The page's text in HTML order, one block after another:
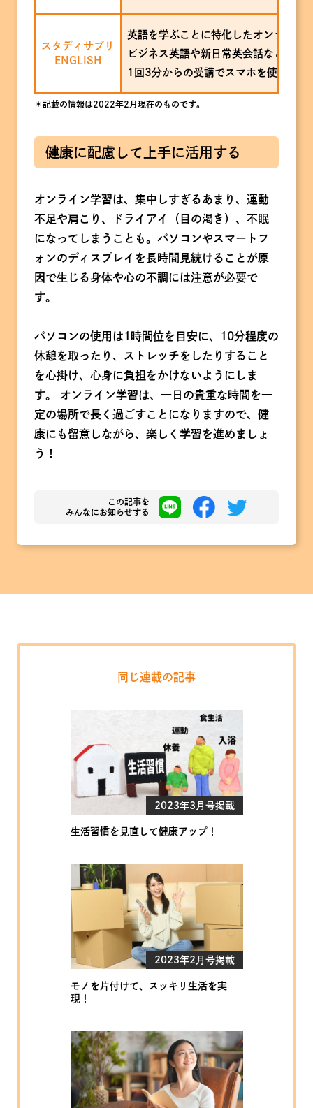
スタディサプリ
ENGLISH
英語を学ぶことに特化したオンライン
ビジネス英語や新日常英会話など、目
1回3分からの受講でスマホを使って
＊記載の情報は2022年2月現在のものです。
健康に配慮して上手に活用する
オンライン学習は、集中しすぎるあまり、運動
不足や肩こり、ドライアイ（目の渇き）、不眠
になってしまうことも。パソコンやスマートフ
ォンのディスプレイを長時間見続けることが原
因で生じる身体や心の不調には注意が必要で
す。
パソコンの使用は1時間位を目安に、10分程度の
休憩を取ったり、ストレッチをしたりすること
を心掛け、心身に負担をかけないようにしま
す。 オンライン学習は、一日の貴重な時間を一
定の場所で長く過ごすことになりますので、健
康にも留意しながら、楽しく学習を進めましょ
う！
この記事を
みんなにお知らせする
同じ連載の記事
2023年3月号掲載
生活習慣を見直して健康アップ！
2023年2月号掲載
モノを片付けて、スッキリ生活を実
現！